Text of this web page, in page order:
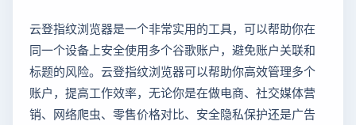
云登指纹浏览器是一个非常实用的工具，可以帮助你在
同一个设备上安全使用多个谷歌账户，避免账户关联和
标题的风险。云登指纹浏览器可以帮助你高效管理多个
账户，提高工作效率，无论你是在做电商、社交媒体营
销、网络爬虫、零售价格对比、安全隐私保护还是广告